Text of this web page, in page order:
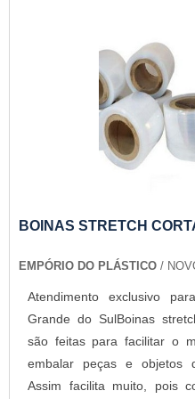
durabilidade. Com isso, a
melhores profissionais para
os clientes, garantindo os
produto do mercado.SACO
FECHA COM A MELHOR
do Plástico passou a
entrega e venda
solicitar um orçamento..
BOINAS STRETCH
EMPÓRIO DO PLÁSTICO /
Atendimento exclusivo
Grande do SulBoinas
são feitas para facilitar o
embalar peças e objetos
Assim facilita muito, pois